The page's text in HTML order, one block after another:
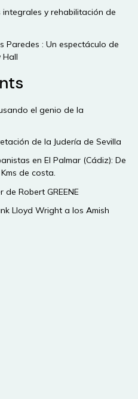
y rehabilitación de
Paredes : Un espectáculo de
Hall
el genio de la
de la Judería de Sevilla
en El Palmar (Cádiz): De
de costa.
de Robert GREENE
Lloyd Wright a los Amish